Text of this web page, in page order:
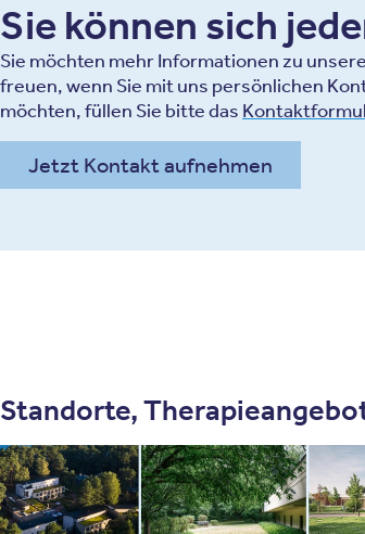
Sie können sich
Sie möchten mehr Informationen zu
freuen, wenn Sie mit uns persönlichen
möchten, füllen Sie bitte das
Jetzt Kontakt aufnehmen
Standorte,